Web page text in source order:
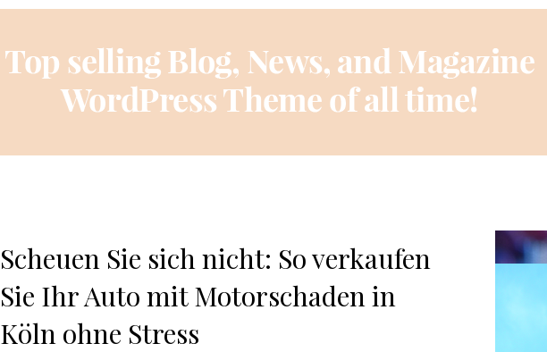
Scheuen Sie sich nicht: So verkaufen
Sie Ihr Auto mit Motorschaden in
Köln ohne Stress